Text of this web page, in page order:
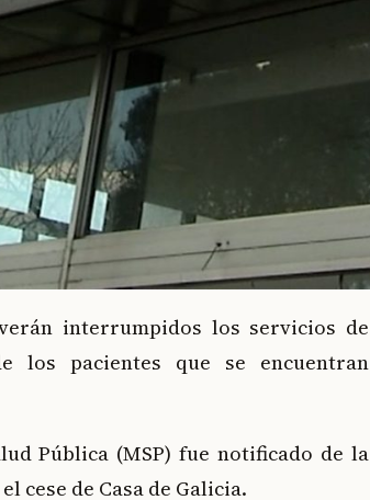
interrumpidos los servicios de
los pacientes que se encuentran
Pública (MSP) fue notificado de la
cese de Casa de Galicia.